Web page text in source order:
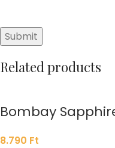
Related products
Bombay
8.790 Ft